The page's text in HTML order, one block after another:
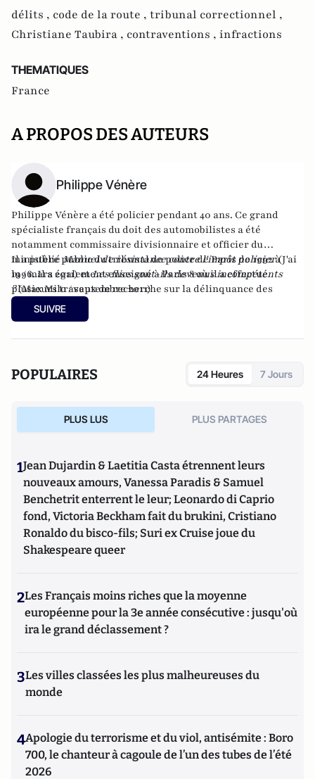
délits , code de la route , tribunal correctionnel ,
Christiane Taubira , contraventions , infractions
THEMATIQUES
France
A PROPOS DES AUTEURS
Philippe Vénère
Philippe Vénère a été policier pendant 40 ans. Ce grand
spécialiste français du doit des automobilistes a été
notamment commissaire divisionnaire et officier du
ministère public du tribunal de police de Paris de 1992 à
1996. Il a également enseigné à Paris 8 où il a effectué
plusieurs travaux de recherche sur la délinquance des
mineurs.
Il a publiéManuel de résistance contre l'impôt policier(J'ai
lu / mars 2011) etLes flics sont-ils devenus incompétents
?(Max Milo / septembre 2011)
SUIVRE
POPULAIRES 24 Heures 7 Jours
PLUS LUS PLUS PARTAGES
1Jean Dujardin & Laetitia Casta étrennent leurs
nouveaux amours, Vanessa Paradis & Samuel
Benchetrit enterrent le leur; Leonardo di Caprio
fond, Victoria Beckham fait du brukini, Cristiano
Ronaldo du bisco-fils; Suri ex Cruise joue du
Shakespeare queer
2Les Français moins riches que la moyenne
européenne pour la 3e année consécutive : jusqu'où
ira le grand déclassement ?
3Les villes classées les plus malheureuses du
monde
4Apologie du terrorisme et du viol, antisémite : Boro
700, le chanteur à cagoule de l’un des tubes de l’été
2026